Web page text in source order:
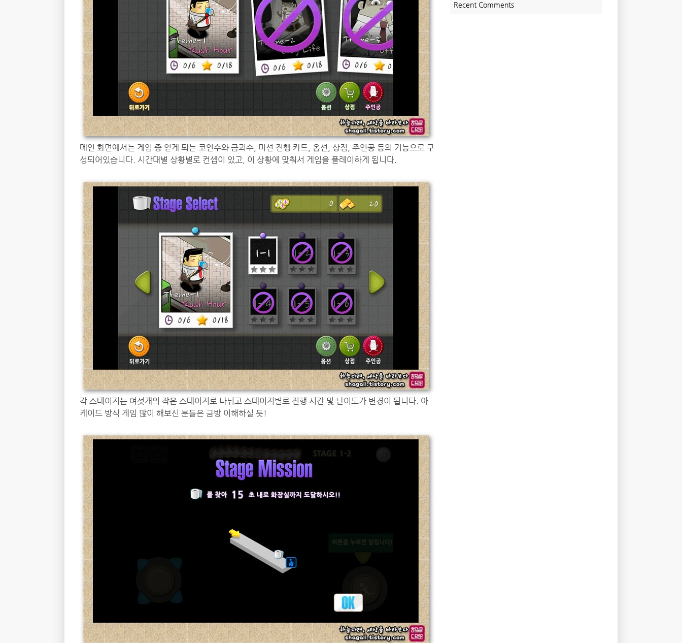
Recent Comments
메인 화면에서는 게임 중 얻게 되는 코인수와 금괴수, 미션 진행 카드, 옵션, 상점, 주인공 등의 기능으로 구
성되어있습니다. 시간대별 상황별로 컨셉이 있고, 이 상황에 맞춰서 게임을 플레이하게 됩니다.
각 스테이지는 여섯개의 작은 스테이지로 나뉘고 스테이지별로 진행 시간 및 난이도가 변경이 됩니다. 아
케이드 방식 게임 많이 해보신 분들은 금방 이해하실 듯!